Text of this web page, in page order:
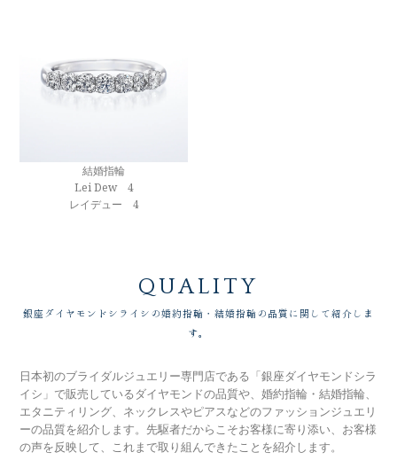
結婚指輪
Lei Dew 4
レイデュー 4
QUALITY
銀座ダイヤモンドシライシの婚約指輪・結婚指輪の品質に関して紹介しま
す。
日本初のブライダルジュエリー専門店である「銀座ダイヤモンドシラ
イシ」で販売しているダイヤモンドの品質や、婚約指輪・結婚指輪、
エタニティリング、ネックレスやピアスなどのファッションジュエリ
ーの品質を紹介します。先駆者だからこそお客様に寄り添い、お客様
の声を反映して、これまで取り組んできたことを紹介します。